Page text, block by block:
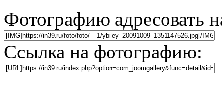
Фотографию адресовать
Ссылка на фотографию: